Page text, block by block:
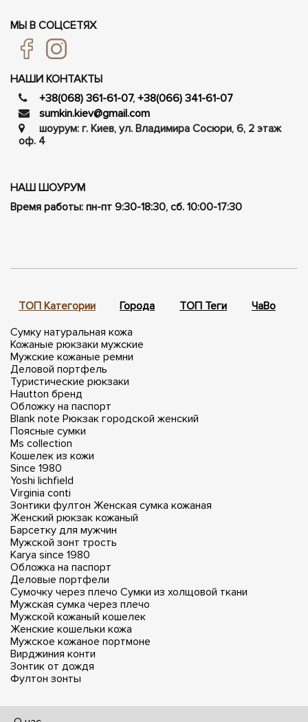
МЫ В СОЦСЕТЯХ
НАШИ КОНТАКТЫ
+38(068) 361-61-07, +38(066) 341-61-07
sumkin.kiev@gmail.com
шоурум: г. Киев, ул. Владимира Сосюри, ​​6, 2 этаж
оф. 4
НАШ ШОУРУМ
Время работы: пн-пт 9:30-18:30, сб. 10:00-17:30
ТОП Категории Города ТОП Теги ЧаВо
Сумку натуральная кожа
Кожаные рюкзаки мужские
Мужские кожаные ремни
Деловой портфель
Туристические рюкзаки
Hautton бренд
Обложку на паспорт
Blank note Рюкзак городской женский
Поясные сумки
Ms collection
Кошелек из кожи
Since 1980
Yoshi lichfield
Virginia conti
Зонтики фултон Женская сумка кожаная
Женский рюкзак кожаный
Барсетку для мужчин
Мужской зонт трость
Karya since 1980
Обложка на паспорт
Деловые портфели
Сумочку через плечо Сумки из холщовой ткани
Мужская сумка через плечо
Мужской кожаный кошелек
Женские кошельки кожа
Мужское кожаное портмоне
Вирджиния конти
Зонтик от дождя
Фултон зонты